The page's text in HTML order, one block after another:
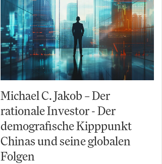
Michael C. Jakob – Der
rationale Investor - Der
demografische Kipppunkt
Chinas und seine globalen
Folgen